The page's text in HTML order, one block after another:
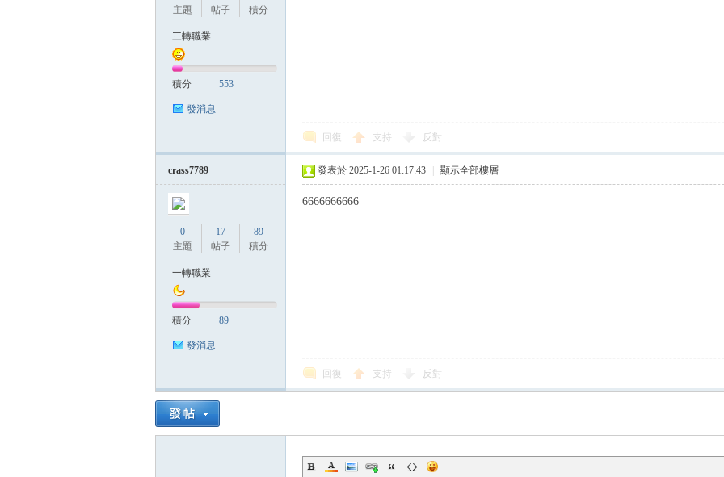
主題
帖子
積分
三轉職業
積分 553
發消息
回復 支持 反對
crass7789
0
主題
17
帖子
89
積分
一轉職業
積分 89
發消息
發表於 2025-1-26 01:17:43 顯示全部樓層
6666666666
回復 支持 反對